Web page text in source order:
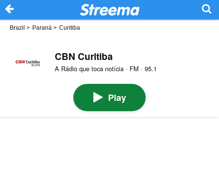
Brazil > Paraná > Curitiba
CBN Curitiba
A Rádio que toca notícia · FM · 95.1
Play